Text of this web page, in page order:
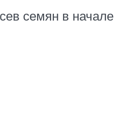
семян в начале